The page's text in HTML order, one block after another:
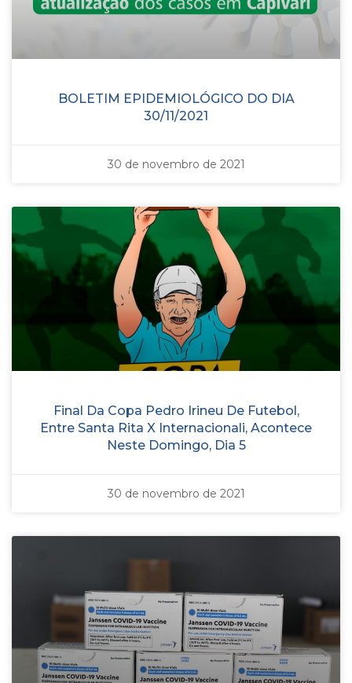
BOLETIM EPIDEMIOLÓGICO DO DIA
30/11/2021
30 de novembro de 2021
Final Da Copa Pedro Irineu De Futebol,
Entre Santa Rita X Internacionali, Acontece
Neste Domingo, Dia 5
30 de novembro de 2021